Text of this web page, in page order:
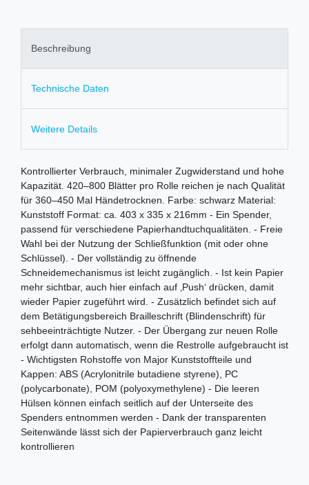
Beschreibung
Technische Daten
Weitere Details
Kontrollierter Verbrauch, minimaler Zugwiderstand und hohe
Kapazität. 420–800 Blätter pro Rolle reichen je nach Qualität
für 360–450 Mal Händetrocknen. Farbe: schwarz Material:
Kunststoff Format: ca. 403 x 335 x 216mm - Ein Spender,
passend für verschiedene Papierhandtuchqualitäten. - Freie
Wahl bei der Nutzung der Schließfunktion (mit oder ohne
Schlüssel). - Der vollständig zu öffnende
Schneidemechanismus ist leicht zugänglich. - Ist kein Papier
mehr sichtbar, auch hier einfach auf ‚Push‘ drücken, damit
wieder Papier zugeführt wird. - Zusätzlich befindet sich auf
dem Betätigungsbereich Brailleschrift (Blindenschrift) für
sehbeeinträchtigte Nutzer. - Der Übergang zur neuen Rolle
erfolgt dann automatisch, wenn die Restrolle aufgebraucht ist
- Wichtigsten Rohstoffe von Major Kunststoffteile und
Kappen: ABS (Acrylonitrile butadiene styrene), PC
(polycarbonate), POM (polyoxymethylene) - Die leeren
Hülsen können einfach seitlich auf der Unterseite des
Spenders entnommen werden - Dank der transparenten
Seitenwände lässt sich der Papierverbrauch ganz leicht
kontrollieren